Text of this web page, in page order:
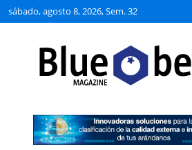
sábado, agosto 8, 2026, Sem. 32